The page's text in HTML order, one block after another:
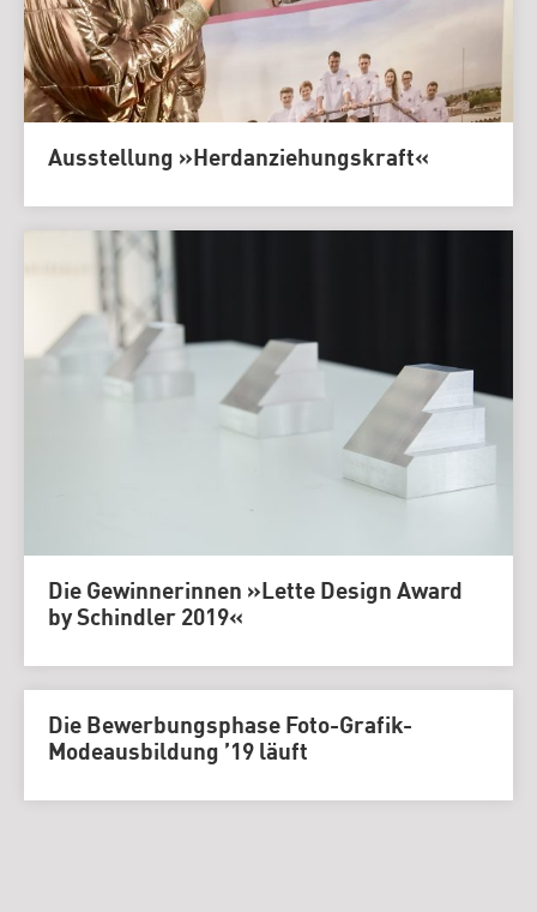
Ausstellung »Herdanziehungskraft«
Die Gewinnerinnen »Lette Design Award
by Schindler 2019«
Die Bewerbungsphase Foto-Grafik-
Modeausbildung ’19 läuft